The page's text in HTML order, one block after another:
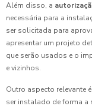
Além disso, a
necessária para a
ser solicitada para
apresentar um projeto
que serão usados e o
e vizinhos.
Outro aspecto relevante
ser instalado de forma a